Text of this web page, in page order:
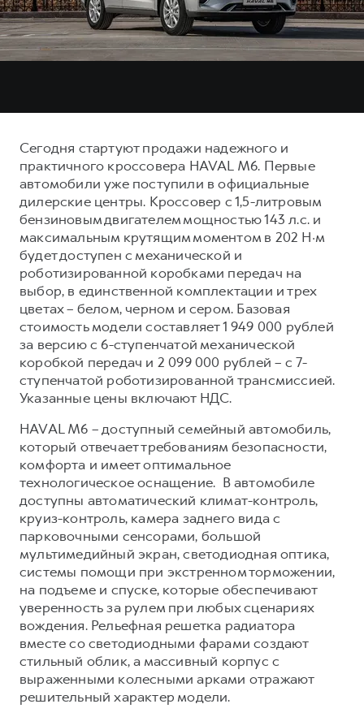
от 2 899 000 ₽ от 3 599 000 ₽
Тест-драйв
Трейд-ин
Страхование
Кредит
Для малого бизнеса
Корпоративным клиентам
Крупным корпоративным клиентам
Система управления автопарком GWM Fleet
Сервис для корпоративных клиентов
HAVAL Лизинг
АКСЕССУАРЫ HAVAL
Автомобильные аксессуары
Коллекция CITY
Коллекция Базовая
Коллекция Детская
СЕРВИСНОЕ ОБСЛУЖИВАНИЕ
Нулевое ТО
ПОДДЕРЖКА
GWM Безопасность
Гарантия HAVAL
Мобильное приложение GWM
Программа «HAVAL Защита+»
Руководства по эксплуатации
Подписки
АКСЕССУАРЫ HAVAL
Автомобильные аксессуары
Коллекция CITY
Коллекция Базовая
Коллекция Детская
О дилере
Наша команда
Сегодня стартуют продажи надежного и
практичного кроссовера HAVAL M6. Первые
автомобили уже поступили в официальные
дилерские центры. Кроссовер с 1,5-литровым
бензиновым двигателем мощностью 143 л.с. и
максимальным крутящим моментом в 202 Н·м
будет доступен с механической и
роботизированной коробками передач на
выбор, в единственной комплектации и трех
цветах – белом, черном и сером. Базовая
стоимость модели составляет 1 949 000 рублей
за версию с 6-ступенчатой механической
коробкой передач и 2 099 000 рублей – с 7-
ступенчатой роботизированной трансмиссией.
Указанные цены включают НДС.
HAVAL M6 – доступный семейный автомобиль,
который отвечает требованиям безопасности,
комфорта и имеет оптимальное
технологическое оснащение. В автомобиле
доступны автоматический климат-контроль,
круиз-контроль, камера заднего вида с
парковочными сенсорами, большой
мультимедийный экран, светодиодная оптика,
системы помощи при экстренном торможении,
на подъеме и спуске, которые обеспечивают
уверенность за рулем при любых сценариях
вождения. Рельефная решетка радиатора
вместе со светодиодными фарами создают
стильный облик, а массивный корпус с
выраженными колесными арками отражают
решительный характер модели.